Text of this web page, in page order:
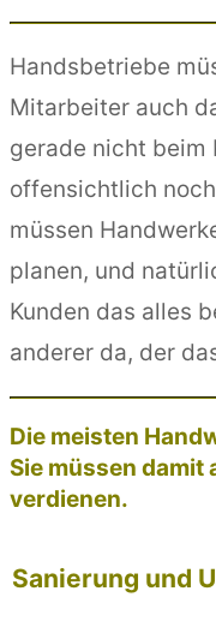
Handsbetriebe
Mitarbeiter auch
gerade nicht beim
offensichtlich
müssen
planen, und
Kunden das alles
anderer da, der
Die meisten
Sie müssen damit
verdienen.
Sanierung und